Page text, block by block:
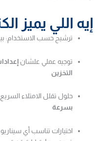
إيه اللي يميز
ترشيح حسب
توجيه عملي علشان
التخزين
حلول تقلل الامتلاء
بسرعة
اختيارات تناسب أي سيناريو: